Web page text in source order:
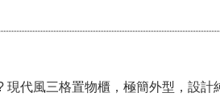
代風三格置物櫃，極簡外型，設